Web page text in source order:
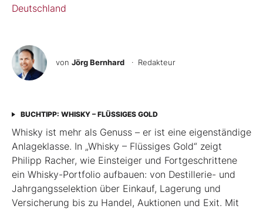
Deutschland
von Jörg Bernhard · Redakteur
BUCHTIPP: WHISKY – FLÜSSIGES GOLD
Whisky ist mehr als Genuss – er ist eine eigenständige
Anlageklasse. In „Whisky – Flüssiges Gold“ zeigt
Philipp Racher, wie Einsteiger und Fortgeschrittene
ein Whisky-Portfolio aufbauen: von Destillerie- und
Jahrgangsselektion über Einkauf, Lagerung und
Versicherung bis zu Handel, Auktionen und Exit. Mit